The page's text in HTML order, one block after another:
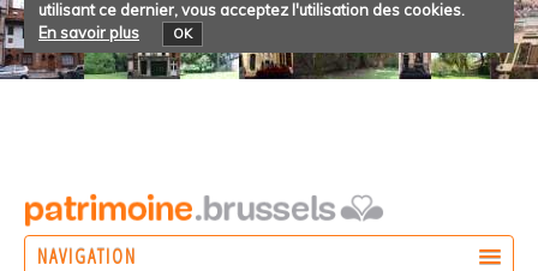
utilisant ce dernier, vous acceptez l'utilisation des cookies.
En savoir plus
OK
NAVIGATION